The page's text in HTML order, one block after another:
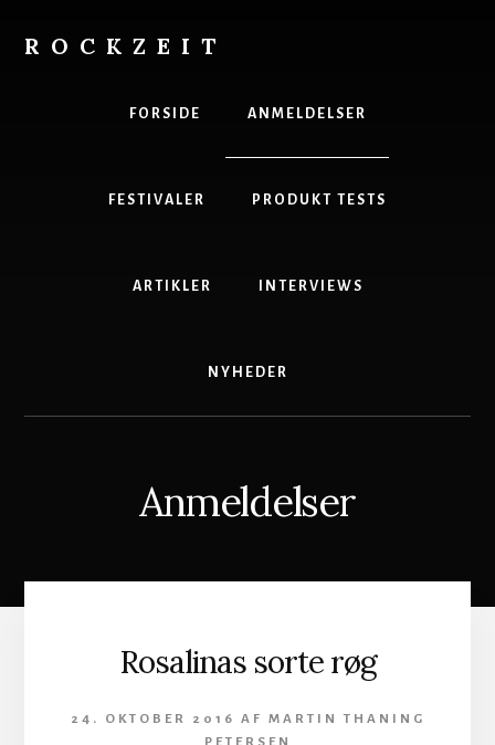
content
ROCKZEIT
FORSIDE ANMELDELSER
FESTIVALER PRODUKT TESTS
ARTIKLER INTERVIEWS
NYHEDER
Anmeldelser
Rosalinas sorte røg
24. OKTOBER 2016 AF MARTIN THANING